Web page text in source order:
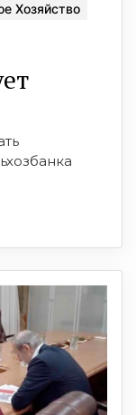
Хозяйство